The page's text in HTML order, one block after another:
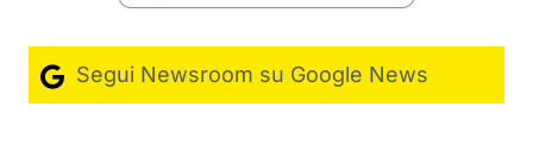
Segui Newsroom su Google News